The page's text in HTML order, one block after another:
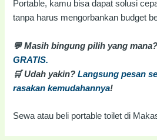
Portable, kamu bisa dapat solusi
tanpa harus mengorbankan budget
💬 Masih bingung pilih yang
GRATIS.
🛒 Udah yakin?Langsung pesan
rasakan kemudahannya!
Sewa atau beli portable toilet di